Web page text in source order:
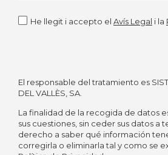
He llegit i accepto el Avís Legal i la
Alternative:
El responsable del tratamiento es
DEL VALLÈS, SA.
La finalidad de la recogida de datos
sus cuestiones, sin ceder sus datos a
derecho a saber qué información
corregirla o eliminarla tal y como se